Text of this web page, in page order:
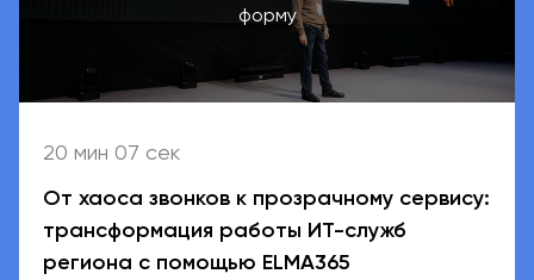
форму
20 мин 07 сек
От хаоса звонков к прозрачному сервису:
трансформация работы ИТ-служб
региона с помощью ELMA365